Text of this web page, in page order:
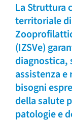
La Struttura
territoriale
(IZSVe)
diagnostica,
assistenza e
bisogni
della salute
patologie e